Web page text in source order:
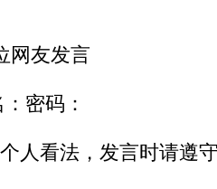
友发言
密码：
看法，发言时请遵